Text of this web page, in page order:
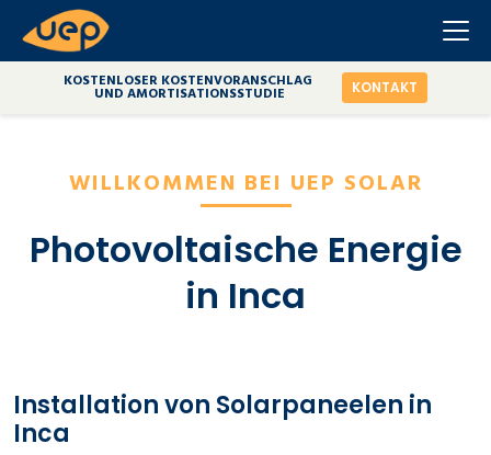
KOSTENLOSER KOSTENVORANSCHLAG
UND AMORTISATIONSSTUDIE KONTAKT
WILLKOMMEN BEI UEP SOLAR
Photovoltaische Energie
in Inca
Installation von Solarpaneelen in
Inca